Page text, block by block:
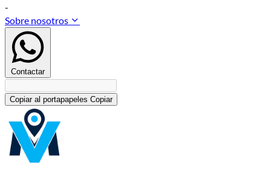
-
Sobre nosotros
Contactar
Copiar al portapapeles Copiar